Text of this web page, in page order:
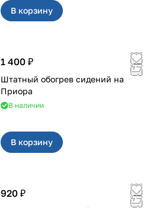
В корзину
1 400 ₽
Штатный обогрев сидений на
Приора
В наличии
В корзину
920 ₽